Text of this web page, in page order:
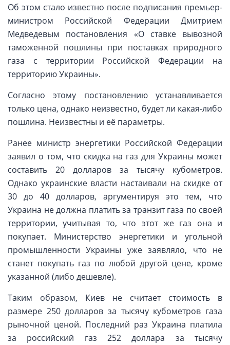
Об этом стало известно после подписания премьер-
министром Российской Федерации Дмитрием
Медведевым постановления «О ставке вывозной
таможенной пошлины при поставках природного
газа с территории Российской Федерации на
территорию Украины».
Согласно этому постановлению устанавливается
только цена, однако неизвестно, будет ли какая-либо
пошлина. Неизвестны и её параметры.
Ранее министр энергетики Российской Федерации
заявил о том, что скидка на газ для Украины может
составить 20 долларов за тысячу кубометров.
Однако украинские власти настаивали на скидке от
30 до 40 долларов, аргументируя это тем, что
Украина не должна платить за транзит газа по своей
территории, учитывая то, что этот же газ она и
покупает. Министерство энергетики и угольной
промышленности Украины уже заявляло, что не
станет покупать газ по любой другой цене, кроме
указанной (либо дешевле).
Таким образом, Киев не считает стоимость в
размере 250 долларов за тысячу кубометров газа
рыночной ценой. Последний раз Украина платила
за российский газ 252 доллара за тысячу